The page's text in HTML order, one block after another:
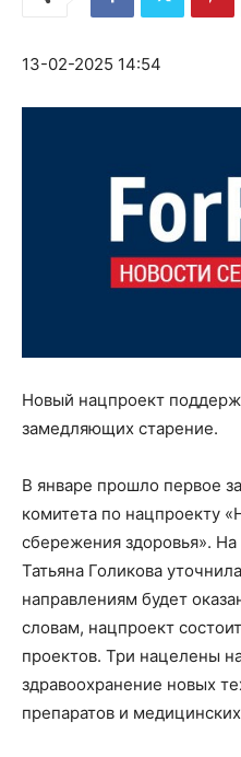
13-02-2025 14:54
Новый нацпроект
замедляющих старение.
В январе прошло первое
комитета по нацпроекту
сбережения здоровья».
Татьяна Голикова
направлениям будет
словам, нацпроект
проектов. Три нацелены
здравоохранение новых
препаратов и